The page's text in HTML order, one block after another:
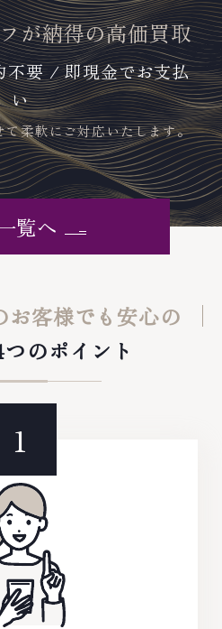
が納得の高価買取
要 / 即現金でお支払
い
柔軟にご対応いたします。
覧へ
お客様でも安心の
のポイント